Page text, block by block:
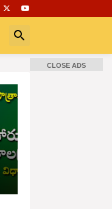
భగవద్గీత
CLOSE ADS